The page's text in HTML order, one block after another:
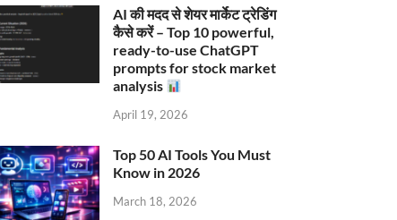
AI की मदद से शेयर मार्केट ट्रेडिंग
कैसे करें – Top 10 powerful,
ready-to-use ChatGPT
prompts for stock market
analysis
April 19, 2026
Top 50 AI Tools You Must
Know in 2026
March 18, 2026